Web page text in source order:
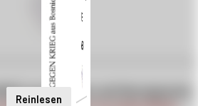
Reinlesen